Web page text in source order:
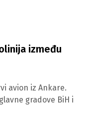
između
avion iz Ankare.
gradove BiH i